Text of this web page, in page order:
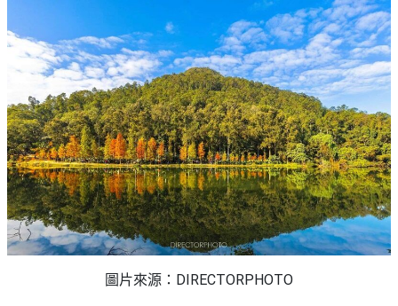
租
美
圖片來源：DIRECTORPHOTO